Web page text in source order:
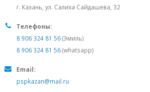
г. Казань, ул. Салиха Сайдашева, 32
Телефоны:
8 906 324 81 56(Эмиль)
8 906 324 81 56(whatsapp)
Email:
pspkazan@mail.ru